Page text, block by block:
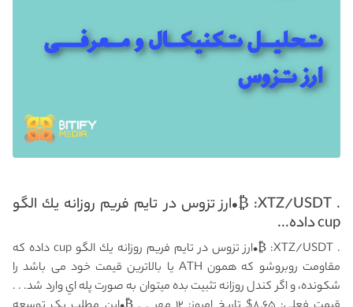
. ‏XTZ/USDT: ₿•ارز تزوس در تايم فريم روزانه يك الگو
cup داده...
. ‏XTZ/USDT: ₿•ارز تزوس در تايم فريم روزانه يك الگو cup داده كه
مقاومت روبروشو كه همون ATH یا بالاترین قیمت خود می باشد را
شکونده، و اگر كندل روزانه تثبيت بده ميتوان به صورت پله اي وارد شد. . .